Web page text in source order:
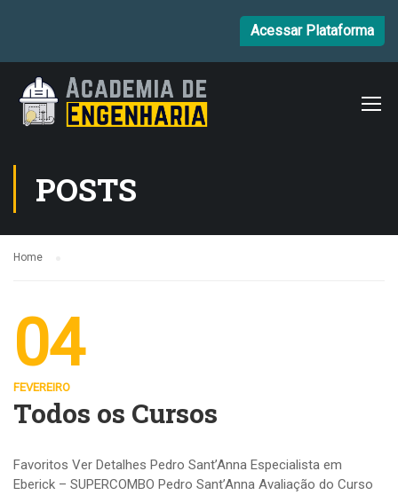
Acessar Plataforma
POSTS
Home
04
FEVEREIRO
Todos os Cursos
Favoritos Ver Detalhes Pedro Sant’Anna Especialista em
Eberick – SUPERCOMBO Pedro Sant’Anna Avaliação do Curso